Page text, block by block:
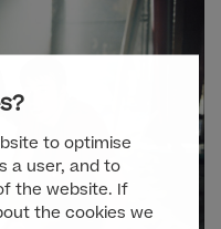
to optimise
a user, and to
the website. If
the cookies we